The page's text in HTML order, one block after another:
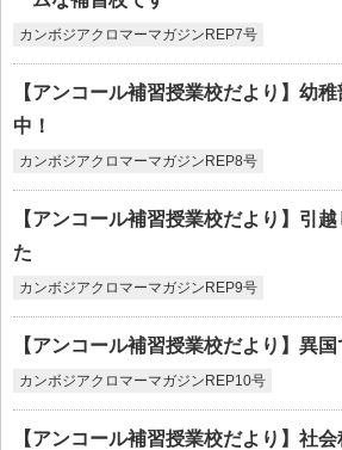
カンボジアクロマーマガジンREP7号
【アンコール補習授業校だより】幼
中！
カンボジアクロマーマガジンREP8号
【アンコール補習授業校だより】引
た
カンボジアクロマーマガジンREP9号
【アンコール補習授業校だより】異
カンボジアクロマーマガジンREP10号
【アンコール補習授業校だより】社